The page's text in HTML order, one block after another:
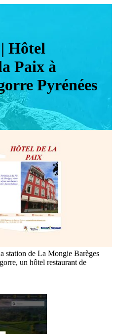
Hôtel
Paix à
Pyrénées
station de La Mongie Barèges
un hôtel restaurant de